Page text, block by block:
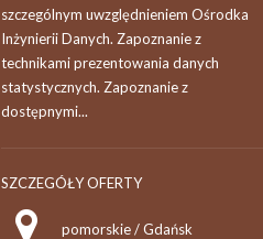
szczególnym uwzględnieniem Ośrodka
Inżynierii Danych. Zapoznanie z
technikami prezentowania danych
statystycznych. Zapoznanie z
dostępnymi...
SZCZEGÓŁY OFERTY
pomorskie / Gdańsk